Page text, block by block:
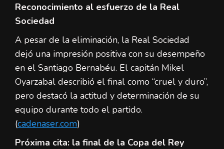
Reconocimiento al esfuerzo de la Real
Sociedad
A pesar de la eliminación, la Real Sociedad
dejó una impresión positiva con su desempeño
en el Santiago Bernabéu. El capitán Mikel
Oyarzabal describió el final como “cruel y duro”,
pero destacó la actitud y determinación de su
equipo durante todo el partido.
(cadenaser.com)
Próxima cita: la final de la Copa del Rey